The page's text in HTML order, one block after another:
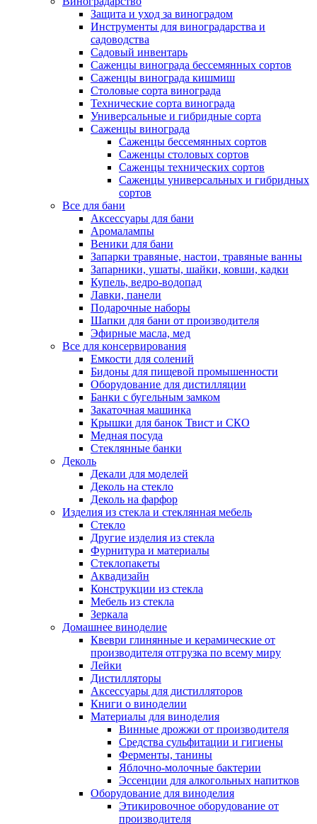
Защита и уход за виноградом
Инструменты для виноградарства и
садоводства
Садовый инвентарь
Саженцы винограда бессемянных сортов
Саженцы винограда кишмиш
Столовые сорта винограда
Технические сорта винограда
Универсальные и гибридные сорта
Саженцы винограда
Саженцы бессемянных сортов
Саженцы столовых сортов
Саженцы технических сортов
Саженцы универсальных и гибридных
сортов
Все для бани
Аксессуары для бани
Аромалампы
Веники для бани
Запарки травяные, настои, травяные ванны
Запарники, ушаты, шайки, ковши, кадки
Купель, ведро-водопад
Лавки, панели
Подарочные наборы
Шапки для бани от производителя
Эфирные масла, мед
Все для консервирования
Емкости для солений
Бидоны для пищевой промышенности
Оборудование для дистилляции
Банки с бугельным замком
Закаточная машинка
Крышки для банок Твист и СКО
Медная посуда
Стеклянные банки
Деколь
Декали для моделей
Деколь на стекло
Деколь на фарфор
Изделия из стекла и стеклянная мебель
Стекло
Другие изделия из стекла
Фурнитура и материалы
Стеклопакеты
Аквадизайн
Конструкции из стекла
Мебель из стекла
Зеркала
Домашнее виноделие
Квеври глинянные и керамические от
производителя отгрузка по всему миру
Лейки
Дистилляторы
Аксессуары для дистилляторов
Книги о виноделии
Материалы для виноделия
Винные дрожжи от производителя
Средства сульфитации и гигиены
Ферменты, танины
Яблочно-молочные бактерии
Эссенции для алкогольных напитков
Оборудование для виноделия
Этикировочное оборудование от
производителя